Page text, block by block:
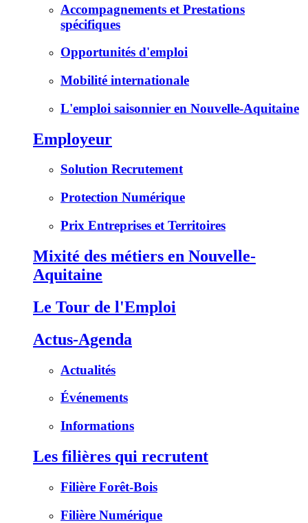
Accompagnements et Prestations
spécifiques
Opportunités d'emploi
Mobilité internationale
L'emploi saisonnier en Nouvelle-Aquitaine
Employeur
Solution Recrutement
Protection Numérique
Prix Entreprises et Territoires
Mixité des métiers en Nouvelle-
Aquitaine
Le Tour de l'Emploi
Actus-Agenda
Actualités
Événements
Informations
Les filières qui recrutent
Filière Forêt-Bois
Filière Numérique